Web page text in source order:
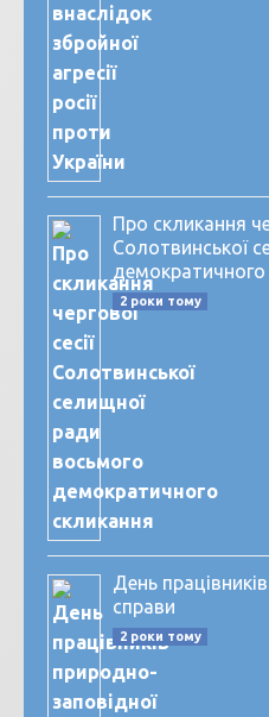
Про скликання
Солотвинської
демократичного
2 роки тому
День
справи
2 роки тому